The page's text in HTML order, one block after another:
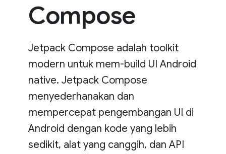
Compose
Jetpack Compose adalah toolkit
modern untuk mem-build UI Android
native. Jetpack Compose
menyederhanakan dan
mempercepat pengembangan UI di
Android dengan kode yang lebih
sedikit, alat yang canggih, dan API